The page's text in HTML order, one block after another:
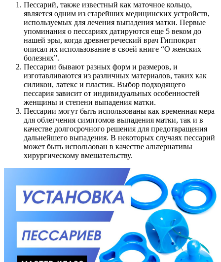
Пессарий, также известный как маточное кольцо,
является одним из старейших медицинских устройств,
используемых для лечения выпадения матки. Первые
упоминания о пессариях датируются еще 5 веком до
нашей эры, когда древнегреческий врач Гиппократ
описал их использование в своей книге “О женских
болезнях”.
Пессарии бывают разных форм и размеров, и
изготавливаются из различных материалов, таких как
силикон, латекс и пластик. Выбор подходящего
пессария зависит от индивидуальных особенностей
женщины и степени выпадения матки.
Пессарии могут быть использованы как временная мера
для облегчения симптомов выпадения матки, так и в
качестве долгосрочного решения для предотвращения
дальнейшего выпадения. В некоторых случаях пессарий
может быть использован в качестве альтернативы
хирургическому вмешательству.